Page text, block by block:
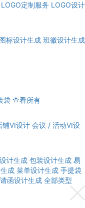
LOGO定制服务 LOGO设计
图标设计生成 班徽设计生成
袋 查看所有
铺VI设计 会议 / 活动VI设
计生成 包装设计生成 易
成 菜单设计生成 手提袋
函设计生成 全部类型